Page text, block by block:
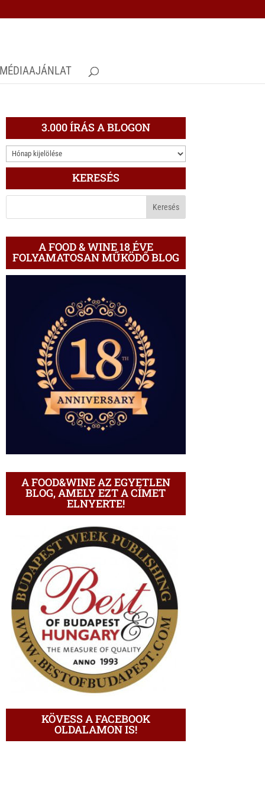
MÉDIAAJÁNLAT
3.000 ÍRÁS A BLOGON
3.000
ÍRÁS
BLOGON
KERESÉS
A FOOD & WINE 18 ÉVE
FOLYAMATOSAN MŰKÖDŐ BLOG
A FOOD&WINE AZ EGYETLEN
BLOG, AMELY EZT A CÍMET
ELNYERTE!
KÖVESS A FACEBOOK
OLDALAMON IS!